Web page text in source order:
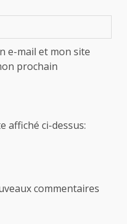
e-mail et mon site
prochain
affiché ci-dessus:
commentaires